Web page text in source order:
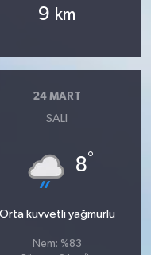
9 km
24 MART
SALI
8°
Orta kuvvetli yağmurlu
Nem: %83